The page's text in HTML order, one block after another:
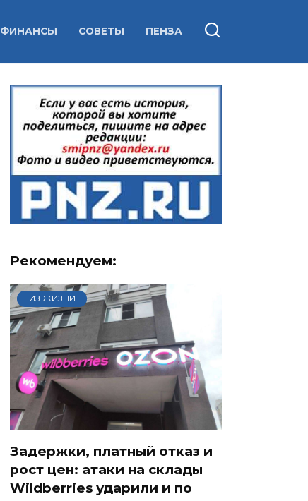
ФИНАНСЫ СОВЕТЫ ПЕНЗА
Рекомендуем:
ИЗ ЖИЗНИ
Задержки, платный отказ и
рост цен: атаки на склады
Wildberries ударили и по